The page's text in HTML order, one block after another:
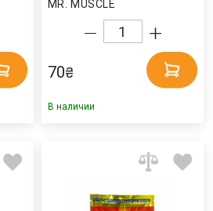
MR. MUSCLE
70₴
В наличии